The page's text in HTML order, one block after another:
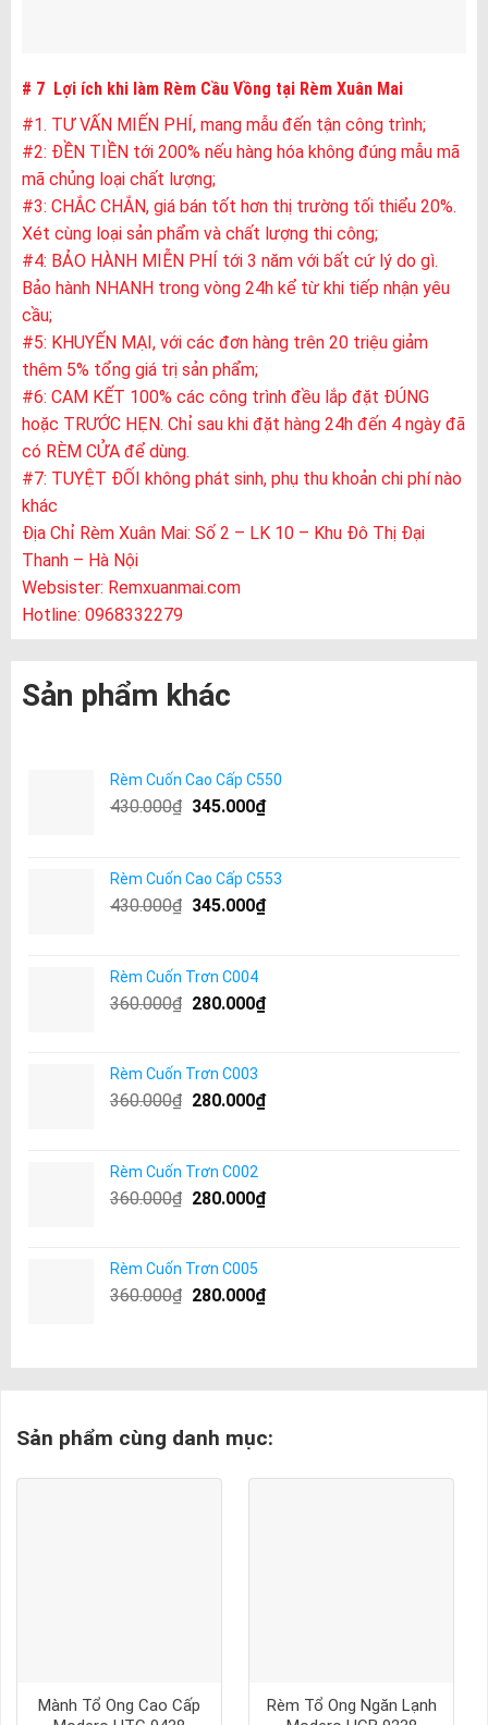
# 7 Lợi ích khi làm Rèm Cầu Vồng tại Rèm Xuân Mai
#1. TƯ VẤN MIẾN PHÍ, mang mẫu đến tận công trình;
#2: ĐỀN TIỀN tới 200% nếu hàng hóa không đúng mẫu mã
mã chủng loại chất lượng;
#3: CHẮC CHẮN, giá bán tốt hơn thị trường tối thiểu 20%.
Xét cùng loại sản phẩm và chất lượng thi công;
#4: BẢO HÀNH MIỄN PHÍ tới 3 năm với bất cứ lý do gì.
Bảo hành NHANH trong vòng 24h kể từ khi tiếp nhận yêu
cầu;
#5: KHUYẾN MẠI, với các đơn hàng trên 20 triệu giảm
thêm 5% tổng giá trị sản phẩm;
#6: CAM KẾT 100% các công trình đều lắp đặt ĐÚNG
hoặc TRƯỚC HẸN. Chỉ sau khi đặt hàng 24h đến 4 ngày đã
có RÈM CỬA để dùng.
#7: TUYỆT ĐỐI không phát sinh, phụ thu khoản chi phí nào
khác
Địa Chỉ Rèm Xuân Mai: Số 2 – LK 10 – Khu Đô Thị Đại
Thanh – Hà Nội
Websister: Remxuanmai.com
Hotline: 0968332279
Sản phẩm khác
Rèm Cuốn Cao Cấp C550
430.000₫ 345.000₫
Rèm Cuốn Cao Cấp C553
430.000₫ 345.000₫
Rèm Cuốn Trơn C004
360.000₫ 280.000₫
Rèm Cuốn Trơn C003
360.000₫ 280.000₫
Rèm Cuốn Trơn C002
360.000₫ 280.000₫
Rèm Cuốn Trơn C005
360.000₫ 280.000₫
Sản phẩm cùng danh mục:
Mành Tổ Ong Cao Cấp
Rèm Tổ Ong Ngăn Lạnh